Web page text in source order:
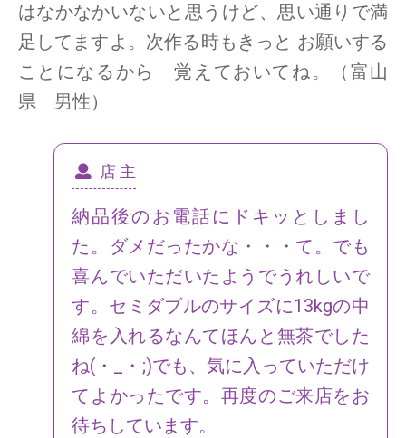
はなかなかいないと思うけど、思い通りで満
足してますよ。次作る時もきっと お願いする
ことになるから 覚えておいてね。（富山
県 男性）
店 主
納品後のお電話にドキッとしまし
た。ダメだったかな・・・て。でも
喜んでいただいたようでうれしいで
す。 セミダブルのサイズに13kgの中
綿を入れるなんてほんと無茶でした
ね(・_・;)でも、気に入っていただけ
てよかったです。再度のご来店をお
待ちしています。